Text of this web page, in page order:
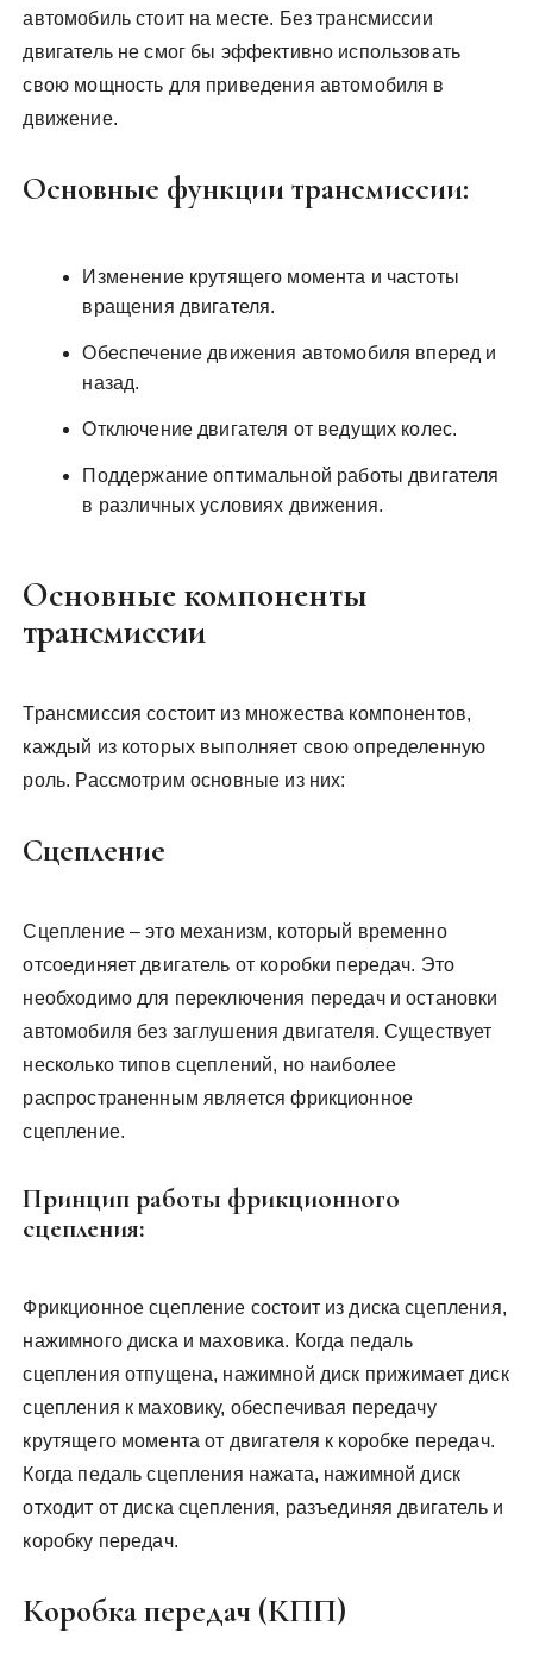
автомобиль стоит на месте. Без трансмиссии
двигатель не смог бы эффективно использовать
свою мощность для приведения автомобиля в
движение.
Основные функции трансмиссии:
Изменение крутящего момента и частоты
вращения двигателя.
Обеспечение движения автомобиля вперед и
назад.
Отключение двигателя от ведущих колес.
Поддержание оптимальной работы двигателя
в различных условиях движения.
Основные компоненты
трансмиссии
Трансмиссия состоит из множества компонентов,
каждый из которых выполняет свою определенную
роль. Рассмотрим основные из них:
Сцепление
Сцепление – это механизм, который временно
отсоединяет двигатель от коробки передач. Это
необходимо для переключения передач и остановки
автомобиля без заглушения двигателя. Существует
несколько типов сцеплений, но наиболее
распространенным является фрикционное
сцепление.
Принцип работы фрикционного
сцепления:
Фрикционное сцепление состоит из диска сцепления,
нажимного диска и маховика. Когда педаль
сцепления отпущена, нажимной диск прижимает диск
сцепления к маховику, обеспечивая передачу
крутящего момента от двигателя к коробке передач.
Когда педаль сцепления нажата, нажимной диск
отходит от диска сцепления, разъединяя двигатель и
коробку передач.
Коробка передач (КПП)